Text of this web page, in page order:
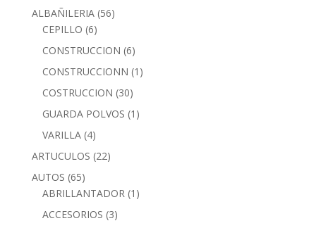
ALBAÑILERIA (56)
CEPILLO (6)
CONSTRUCCION (6)
CONSTRUCCIONN (1)
COSTRUCCION (30)
GUARDA POLVOS (1)
VARILLA (4)
ARTUCULOS (22)
AUTOS (65)
ABRILLANTADOR (1)
ACCESORIOS (3)